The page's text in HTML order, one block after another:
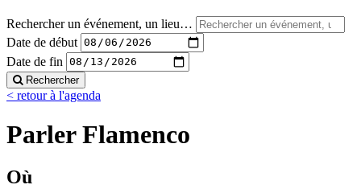
Rechercher un événement, un lieu…
Date de début
Date de fin
Rechercher
< retour à l'agenda
Parler Flamenco
Où